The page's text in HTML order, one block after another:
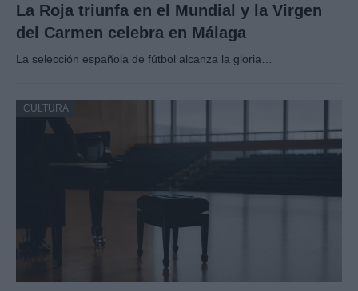
La Roja triunfa en el Mundial y la Virgen
del Carmen celebra en Málaga
La selección española de fútbol alcanza la gloria…
CULTURA